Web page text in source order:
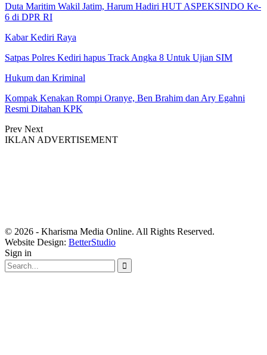
Duta Maritim Wakil Jatim, Harum Hadiri HUT ASPEKSINDO Ke-
6 di DPR RI
Kabar Kediri Raya
Satpas Polres Kediri hapus Track Angka 8 Untuk Ujian SIM
Hukum dan Kriminal
Kompak Kenakan Rompi Oranye, Ben Brahim dan Ary Egahni
Resmi Ditahan KPK
Prev Next
IKLAN ADVERTISEMENT
© 2026 - Kharisma Media Online. All Rights Reserved.
Website Design: BetterStudio
Sign in